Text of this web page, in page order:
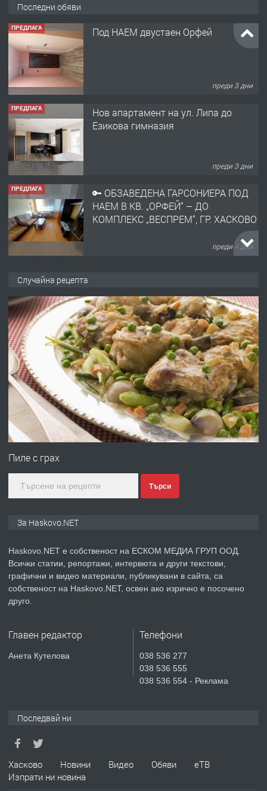
Последни обяви
ПРЕДЛАГА Под НАЕМ двустаен Орфей
преди 3 дни
ПРЕДЛАГА
Нов апартамент на ул. Липа до
Езикова гимназия
преди 3 дни
ПРЕДЛАГА
🔑 ОБЗАВЕДЕНА ГАРСОНИЕРА ПОД
НАЕМ В КВ. „ОРФЕЙ“ – ДО
КОМПЛЕКС „ВЕСПРЕМ“, ГР. ХАСКОВО
преди 4 дни
АПАРТАМЕНТ В ЦЕНТЪРА НА ГР.
ХАСКОВО
преди 5 дни
ПРЕДЛАГА Давам гараж под наем
преди 5 дни
ПРЕДЛАГА
№4120 Магазин/Офис под наем в кв.
преди 6 дни
ПРЕДЛАГА
Продавам парцел в гр. Хасково кв.
СГЛОБЯВАНЕ НА МЕБЕЛИ.
апартамент под наем в кв.
Случайна рецепта
Пиле с грах
Търси
За Haskovo.NET
Haskovo.NET е собственост на ЕСКОМ МЕДИА ГРУП ООД.
Всички статии, репортажи, интервюта и други текстови,
графични и видео материали, публикувани в сайта, са
собственост на Haskovo.NET, освен ако изрично е посочено
друго.
Главен редактор
Анета Кутелова
Телефони
038 536 277
038 536 555
038 536 554 - Реклама
Последвай ни
Хасково Новини Видео Обяви
еТВ
Изпрати ни новина